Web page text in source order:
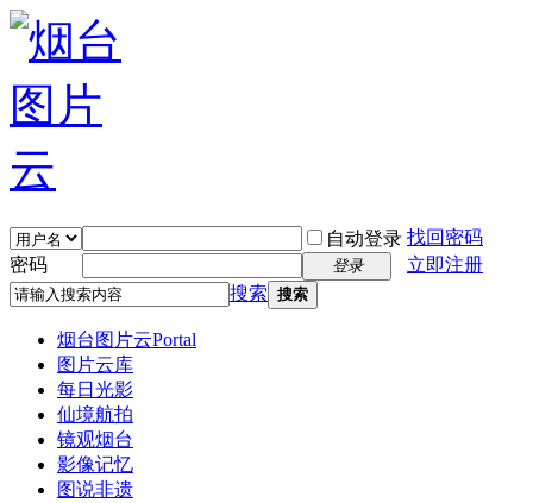
自动登录 找回密码
密码
登录
立即注册
搜索 搜索
烟台图片云Portal
图片云库
每日光影
仙境航拍
镜观烟台
影像记忆
图说非遗